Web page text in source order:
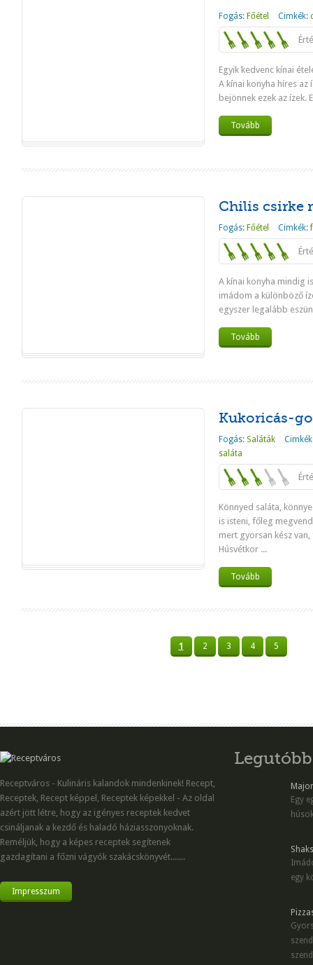
Fogás: Főétel Cimkék:
Egyik kedvenc kínai
A kínai konyha híres az
bejönnek ezek az ízek.
Tovább
Chilis csirke
Fogás: Főétel Cimkék:
A kínai konyha mindig
imádom a különböző
egyszer legalább
Tovább
Kukoricás-
Fogás: Saláták
saláta
Könnyed saláta,
is isteni, főleg
mert gyorsan kész
Húsvétkor ...
Tovább
1 2 3 4 5
Receptváros - Kulináris kalandok mindenkinek! Recept,
Receptek, Recept képpel, Receptek képekkel - Az oldal
azért jött létre, hogy az igényes receptek kedvet
csináljanak a kezdő és haladó háziasszonyoknak.
Reméljük, hogy a képes receptek segítenek
gazdagítani a főzni vágyók szakácskönyvét.......
Impresszum
Egy
egy